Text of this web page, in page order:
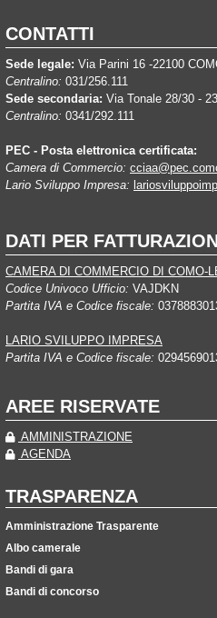
CONTATTI
Sede legale: Via Parini 16 -22100
Centralino: 031/256.111
Sede secondaria: Via Tonale 28/30 -
Centralino: 0341/292.111
PEC - Posta elettronica certificata:
Camera di Commercio:
Lario Sviluppo Impresa:
DATI PER
CAMERA DI COMMERCIO DI COMO-
Codice Univoco Ufficio: VAJDKN
Partita IVA e Codice fiscale:
LARIO SVILUPPO IMPRESA
Partita IVA e Codice fiscale:
AREE RISERVATE
AMMINISTRAZIONE
AGENDA
TRASPARENZA
Amministrazione Trasparente
Albo camerale
Bandi di gara
Bandi di concorso